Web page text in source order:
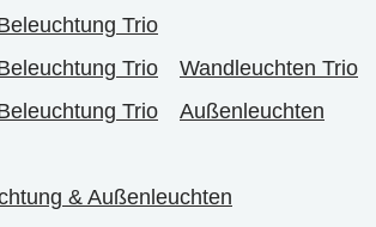
Trio
Trio
Wandleuchten Trio
Trio
Außenleuchten
& Außenleuchten